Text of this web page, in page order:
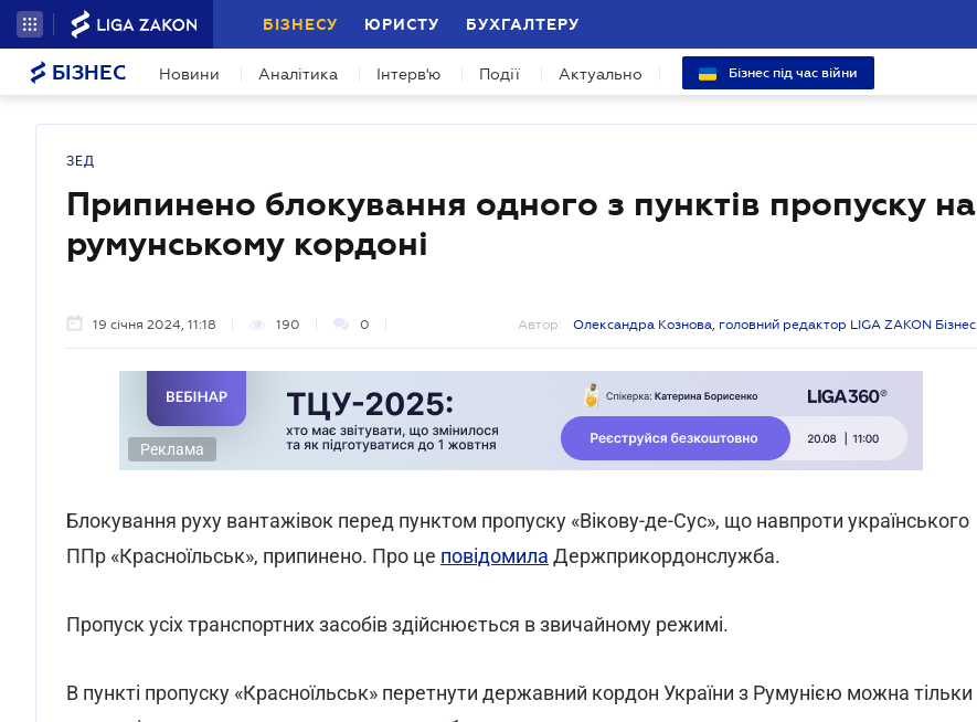
БІЗНЕСУ ЮРИСТУ БУХГАЛТЕРУ
БІЗНЕС Новини Аналітика Інтерв'ю Події Актуально Бізнес під час війни
ЗЕД
Припинено блокування одного з пунктів пропуску на
румунському кордоні
19 січня 2024, 11:18 190 0 Автор: Олександра Кознова, головний редактор LIGA ZAKON Бізнес
Реклама
Блокування руху вантажівок перед пунктом пропуску «Вікову-де-Сус», що навпроти українського
ППр «Красноїльськ», припинено. Про це повідомила Держприкордонслужба.
Пропуск усіх транспортних засобів здійснюється в звичайному режимі.
В пункті пропуску «Красноїльськ» перетнути державний кордон України з Румунією можна тільки